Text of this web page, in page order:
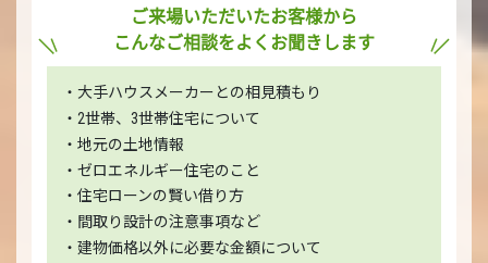
ご来場いただいたお客様から
こんなご相談をよくお聞きします
・大手ハウスメーカーとの相見積もり
・2世帯、3世帯住宅について
・地元の土地情報
・ゼロエネルギー住宅のこと
・住宅ローンの賢い借り方
・間取り設計の注意事項など
・建物価格以外に必要な金額について